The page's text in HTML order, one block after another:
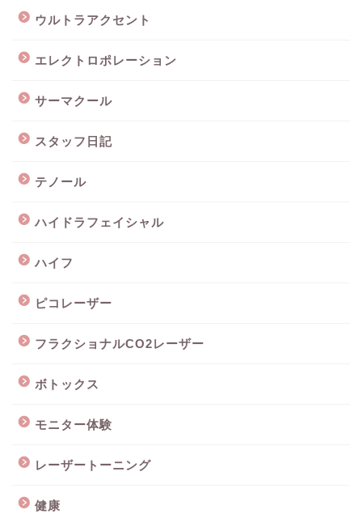
ウルトラアクセント
エレクトロポレーション
サーマクール
スタッフ日記
テノール
ハイドラフェイシャル
ハイフ
ピコレーザー
フラクショナルCO2レーザー
ボトックス
モニター体験
レーザートーニング
健康